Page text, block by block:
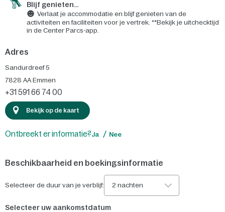
Blijf genieten...
Verlaat je accommodatie en blijf genieten van de
activiteiten en faciliteiten voor je vertrek. **Bekijk je uitchecktijd
in de Center Parcs-app.
Adres
Sandurdreef 5
7828 AA Emmen
+31 591 66 74 00
Bekijk op de kaart
Ontbreekt er informatie?Ja Nee
Beschikbaarheid en boekingsinformatie
Selecteer de duur van je verblijf: 2 nachten
Selecteer uw aankomstdatum